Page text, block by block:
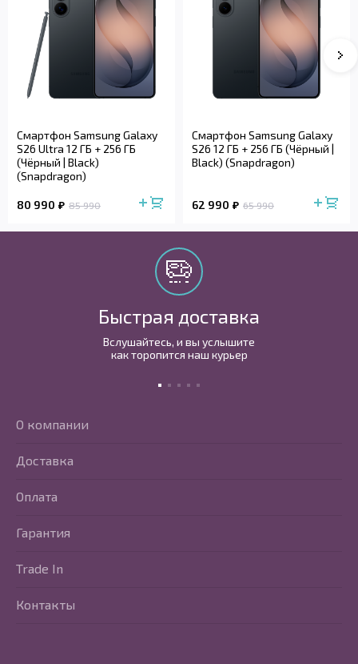
Смартфон Samsung Galaxy
S26 Ultra 12 ГБ + 256 ГБ
(Чёрный | Black)
(Snapdragon)
80 990 85 990
Смартфон Samsung Galaxy
S26 12 ГБ + 256 ГБ (Чёрный |
Black) (Snapdragon)
62 990 65 990
Быстрая доставка
Вслушайтесь, и вы услышите
как торопится наш курьер
О компании
Доставка
Оплата
Гарантия
Trade In
Контакты